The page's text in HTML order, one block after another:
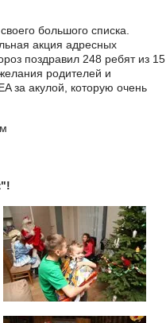
большого списка.
акция адресных
поздравил 248 ребят из 15
родителей и
за акулой, которую очень